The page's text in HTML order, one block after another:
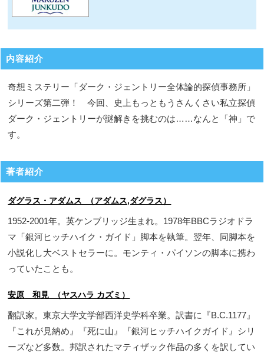
内容紹介
奇想ミステリー「ダーク・ジェントリー全体論的探偵事務所」
シリーズ第二弾！ 今回、史上もっともうさんくさい私立探偵
ダーク・ジェントリーが謎解きを挑むのは……なんと「神」で
す。
著者紹介
ダグラス・アダムス （アダムス,ダグラス）
1952-2001年。英ケンブリッジ生まれ。1978年BBCラジオドラ
マ「銀河ヒッチハイク・ガイド」脚本を執筆。翌年、同脚本を
小説化し大ベストセラーに。モンティ・パイソンの脚本に携わ
っていたことも。
安原 和見 （ヤスハラ カズミ）
翻訳家。東京大学文学部西洋史学科卒業。訳書に『B.C.1177』
『これが見納め』『死に山』『銀河ヒッチハイクガイド』シリ
ーズなど多数。邦訳されたマティザック作品の多くを訳してい